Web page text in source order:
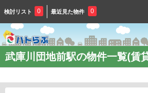
検討リスト 0 最近見た物件 0
武庫川団地前駅の物件一覧(賃